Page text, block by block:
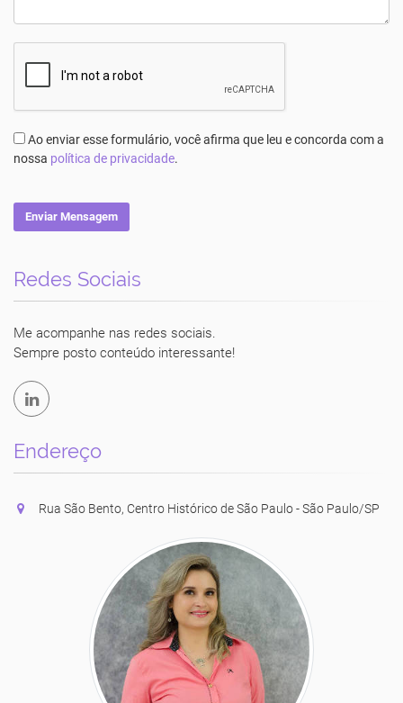
Ao enviar esse formulário, você afirma que leu e concorda com a
nossa política de privacidade.
Enviar Mensagem
Redes Sociais
Me acompanhe nas redes sociais.
Sempre posto conteúdo interessante!
Endereço
Rua São Bento, Centro Histórico de São Paulo - São Paulo/SP